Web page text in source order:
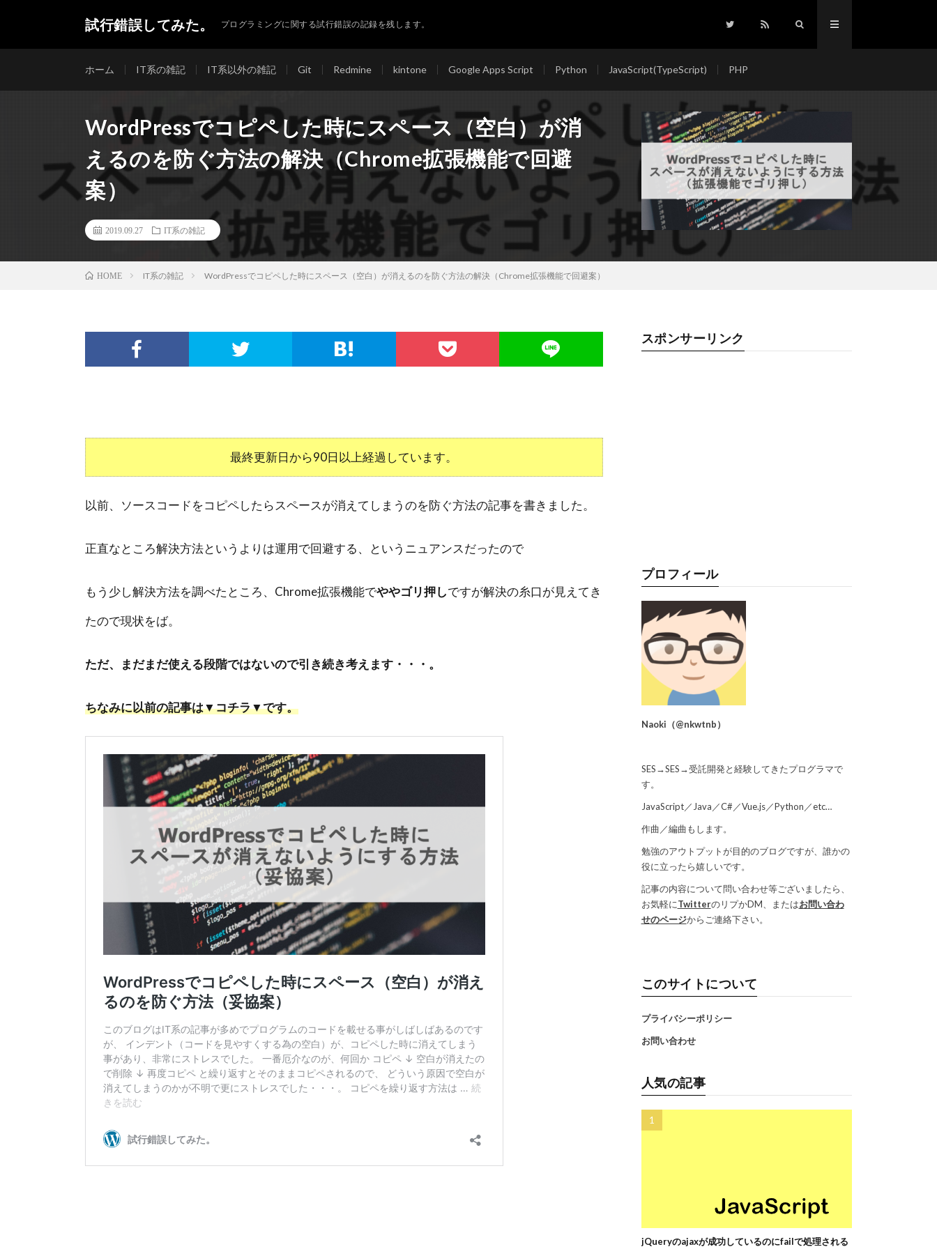
試行錯誤してみた。 プログラミングに関する試行錯誤の記録を残します。
ホーム IT系の雑記 IT系以外の雑記 Git Redmine kintone Google Apps Script Python JavaScript(TypeScript) PHP
WordPressでコピペした時にスペース（空白）が消
えるのを防ぐ方法の解決（Chrome拡張機能で回避
案）
2019.09.27 IT系の雑記
HOME IT系の雑記 WordPressでコピペした時にスペース（空白）が消えるのを防ぐ方法の解決（Chrome拡張機能で回避案）
最終更新日から90日以上経過しています。
以前、ソースコードをコピペしたらスペースが消えてしまうのを防ぐ方法の記事を書きました。
正直なところ解決方法というよりは運用で回避する、というニュアンスだったので
もう少し解決方法を調べたところ、Chrome拡張機能でややゴリ押しですが解決の糸口が見えてき
たので現状をば。
ただ、まだまだ使える段階ではないので引き続き考えます・・・。
ちなみに以前の記事は▼コチラ▼です。
スポンサーリンク
プロフィール
Naoki （@nkwtnb）
SES→SES→受託開発と経験してきたプログラマで
す。
JavaScript／Java／C#／Vue.js／Python／etc…
作曲／編曲もします。
勉強のアウトプットが目的のブログですが、誰かの
役に立ったら嬉しいです。
記事の内容について問い合わせ等ございましたら、
お気軽にTwitterのリプかDM、またはお問い合わ
せのページからご連絡下さい。
このサイトについて
プライバシーポリシー
お問い合わせ
人気の記事
jQueryのajaxが成功しているのにfailで処理される